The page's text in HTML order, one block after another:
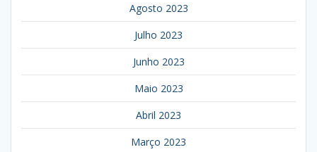
Agosto 2023
Julho 2023
Junho 2023
Maio 2023
Abril 2023
Março 2023